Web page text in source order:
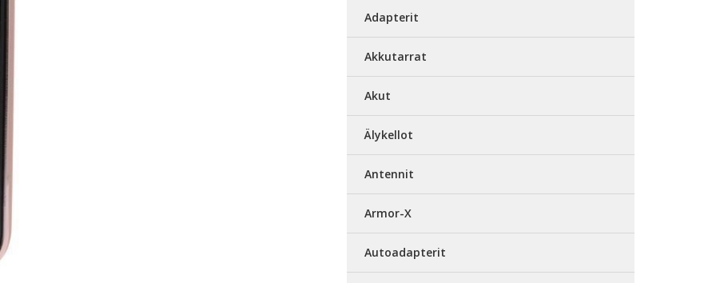
Adapterit
Akkutarrat
Akut
Älykellot
Antennit
Armor-X
Autoadapterit